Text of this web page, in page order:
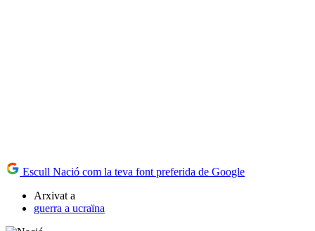
Escull Nació com la teva font preferida de Google
Arxivat a
guerra a ucraïna